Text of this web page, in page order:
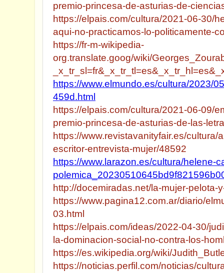
premio-princesa-de-asturias-de-
https://elpais.com/cultura/2021-06-30/
aqui-no-practicamos-lo-politicamente-
https://fr-m-wikipedia-
org.translate.goog/wiki/
https://www.elmundo.es/cultura/2023/
459d.html
https://elpais.com/cultura/2021-06-09/
premio-princesa-de-asturias-de-las-
https://www.revistavanityfair.es/cultura/
escritor-entrevista-mujer/48592
https://www.larazon.es/cultura/helene-
http://docemiradas.net/la-mujer-pelota-
https://www.pagina12.com.ar/diario/
03.html
https://elpais.com/ideas/2022-04-30/
la-dominacion-social-no-contra-los-
https://es.wikipedia.org/wiki/
https://noticias.perfil.com/noticias/